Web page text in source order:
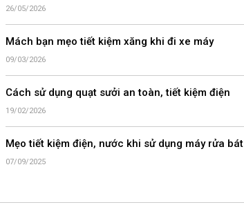
26/05/2026
Mách bạn mẹo tiết kiệm xăng khi đi xe máy
09/03/2026
Cách sử dụng quạt sưởi an toàn, tiết kiệm điện
19/02/2026
Mẹo tiết kiệm điện, nước khi sử dụng máy rửa bát
07/09/2025